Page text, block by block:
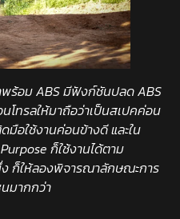
ร้อม ABS มีฟังก์ชันปลด ABS
ทรลให้มาถือว่าเป็นสเปคค่อน
มือใช้งานค่อนข้างดี และใน
ก็ใช้งานได้ตาม
ก็ให้ลองพิจารณาลักษณะการ
มากกว่า